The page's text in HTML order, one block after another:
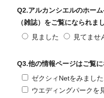
Q2.アルカンシエルのホー
（雑誌）をご覧になられま
見ました
見てませ
Q3.他の情報ページはご覧
ゼクシィNetをみました
ウエディングパークを